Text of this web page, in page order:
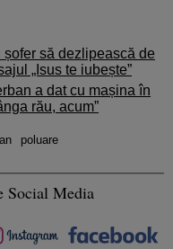
să dezlipească de
„Isus te iubește”
a dat cu mașina în
rău, acum”
poluare
Social Media